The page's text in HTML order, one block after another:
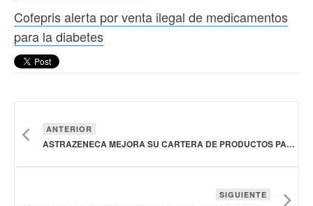
Cofepris alerta por venta ilegal de medicamentos
para la diabetes
ANTERIOR
ASTRAZENECA MEJORA SU CARTERA DE PRODUCTOS PARA EL CONTROL DEL PESO MEDIANTE COLABORACIÓN CON CSPC PHARMACEUTICALS
SIGUIENTE